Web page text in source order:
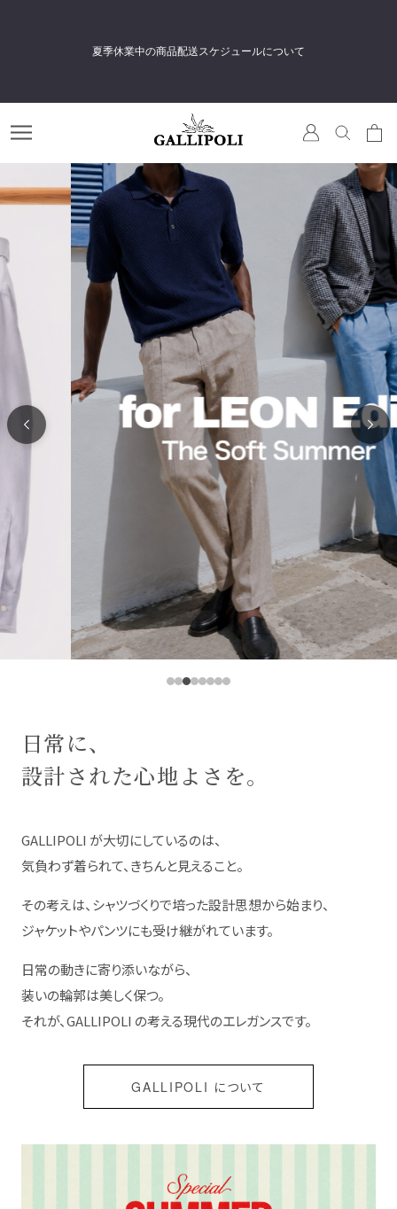
無 料会員登録＆メルマガ登録で
すぐに使える500円相当のポイントをプレゼント
日常に、
設計された心地よさを。
GALLIPOLI が大切にしているのは、
気負わず着られて、きちんと見えること。
その考えは、シャツづくりで培った設計思想から始まり、
ジャケットやパンツにも受け継がれています。
日常の動きに寄り添いながら、
装いの輪郭は美しく保つ。
それが、GALLIPOLI の考える現代のエレガンスです。
GALLIPOLI について